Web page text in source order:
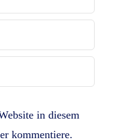
in diesem
kommentiere.